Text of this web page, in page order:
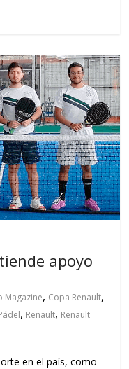
apoyo
Magazine, Copa Renault,
, Renault, Renault
en el país, como